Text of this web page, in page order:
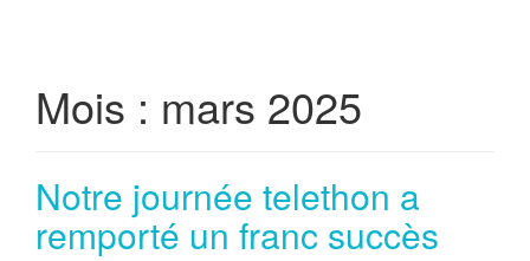
Mois : mars 2025
Notre journée telethon a
remporté un franc succès